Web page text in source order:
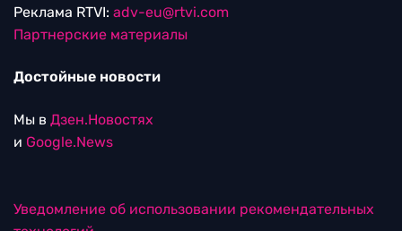
Реклама RTVI: adv-eu@rtvi.com
Партнерские материалы
Достойные новости
Мы в Дзен.Новостях
и Google.News
Уведомление об использовании рекомендательных